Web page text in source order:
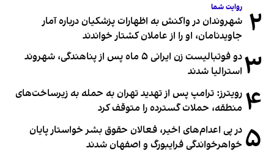
۲ روایت شما
شهروندان در واکنش به اظهارات پزشکیان درباره آمار
جاویدنامان، او را از عاملان کشتار خواندند
۳
دو فوتبالیست زن ایرانی ۵ ماه پس از پناهندگی، شهروند
استرالیا شدند
۴ رویترز: ترامپ پس از تهدید تهران به حمله به زیرساخت‌های
منطقه، حملات گسترده را متوقف کرد
۵ در پی اعدام‌های اخیر، فعالان حقوق بشر خواستار پایان
خواهرخواندگی فرایبورگ و اصفهان شدند